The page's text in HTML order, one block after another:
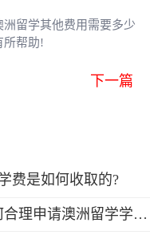
留学其他费用需要多少
所帮助!
下一篇
费是如何收取的?
澳洲留学学费预算是多少?如何合理申请澳洲留学学费?